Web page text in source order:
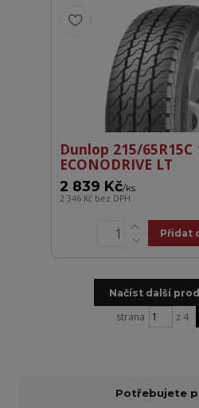
Dunlop 215/65R15C
ECONODRIVE LT
2 839 Kč/ks
2 346 Kč bez DPH
Přidat
Načíst další
strana z 4
Potřebujete